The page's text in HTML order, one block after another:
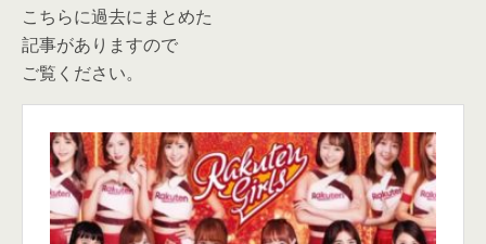
こちらに過去にまとめた
記事がありますので
ご覧ください。